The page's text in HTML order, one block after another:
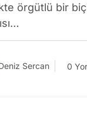
örgütlü bir
Sercan 0